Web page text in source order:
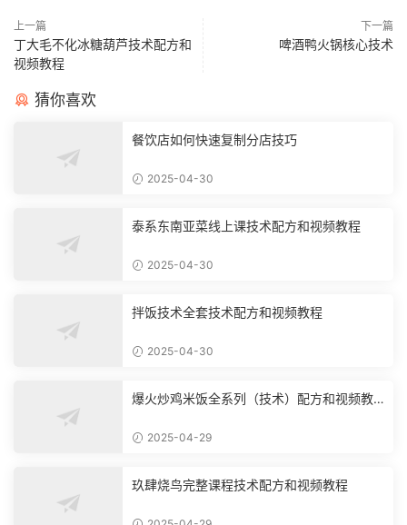
上一篇
丁大毛不化冰糖葫芦技术配方和
视频教程
下一篇
啤酒鸭火锅核心技术
猜你喜欢
餐饮店如何快速复制分店技巧
2025-04-30
泰系东南亚菜线上课技术配方和视频教程
2025-04-30
拌饭技术全套技术配方和视频教程
2025-04-30
爆火炒鸡米饭全系列（技术）配方和视频教
2025-04-29
玖肆烧鸟完整课程技术配方和视频教程